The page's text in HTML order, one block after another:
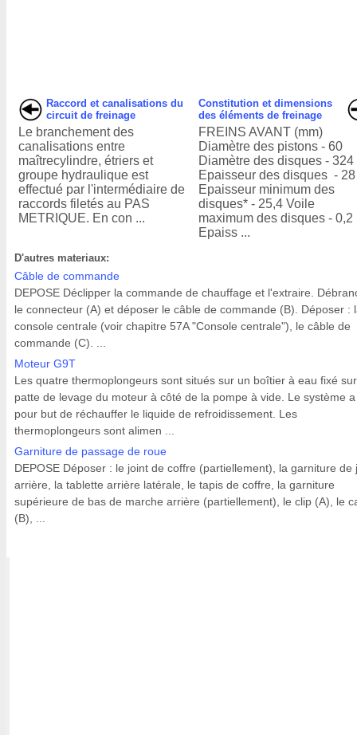
Raccord et canalisations du
circuit de freinage
Le branchement des
canalisations entre
maîtrecylindre, étriers et
groupe hydraulique est
effectué par l'intermédiaire de
raccords filetés au PAS
METRIQUE. En con ...
Constitution et dimensions
des éléments de freinage
FREINS AVANT (mm)
Diamètre des pistons - 60
Diamètre des disques - 324
Epaisseur des disques - 28
Epaisseur minimum des
disques* - 25,4 Voile
maximum des disques - 0,2
Epaiss ...
D'autres materiaux:
Câble de commande
DEPOSE Déclipper la commande de chauffage et l'extraire.
le connecteur (A) et déposer le câble de commande (B). Déposer :
console centrale (voir chapitre 57A "Console centrale"), le câble de
commande (C). ...
Moteur G9T
Les quatre thermoplongeurs sont situés sur un boîtier à eau fixé
patte de levage du moteur à côté de la pompe à vide. Le système a
pour but de réchauffer le liquide de refroidissement. Les
thermoplongeurs sont alimen ...
Garniture de passage de roue
DEPOSE Déposer : le joint de coffre (partiellement), la garniture de
arrière, la tablette arrière latérale, le tapis de coffre, la garniture
supérieure de bas de marche arrière (partiellement), le clip (A), le
(B), ...